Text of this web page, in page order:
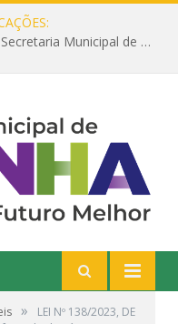
Prefeitura de Prainha, por meio da Secretaria Municipal de Educação, abre 354 vagas na área da Educação para 2025 com processo seletivo simplificado
»
LEI Nº 138/2023, DE